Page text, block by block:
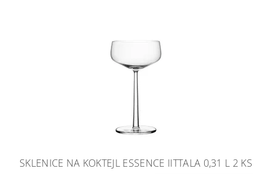
SKLENICE NA KOKTEJL ESSENCE IITTALA 0,31 L 2 KS